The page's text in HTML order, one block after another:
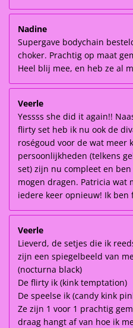
Nadine
Supergave bodychain
choker. Prachtig op maat
Heel blij mee, en heb ze al
Veerle
Yessss she did it again!!
flirty set heb ik nu ook de
roségoud voor de wat meer
persoonlijkheden (telkens
set) zijn nu compleet en
mogen dragen. Patricia
iedere keer opnieuw! Ik
Veerle
Lieverd, de setjes die ik
zijn een spiegelbeeld van
(nocturna black)
De flirty ik (kink temptation)
De speelse ik (candy kink
Ze zijn 1 voor 1 prachtig
draag hangt af van hoe ik